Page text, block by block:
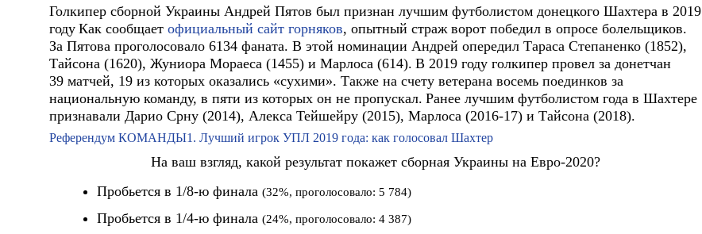
Голкипер сборной Украины Андрей Пятов был признан лучшим футболистом донецкого Шахтера в 2019
году Как сообщает официальный сайт горняков, опытный страж ворот победил в опросе болельщиков.
За Пятова проголосовало 6134 фаната. В этой номинации Андрей опередил Тараса Степаненко (1852),
Тайсона (1620), Жуниора Мораеса (1455) и Марлоса (614). В 2019 году голкипер провел за донетчан
39 матчей, 19 из которых оказались «сухими». Также на счету ветерана восемь поединков за
национальную команду, в пяти из которых он не пропускал. Ранее лучшим футболистом года в Шахтере
признавали Дарио Срну (2014), Алекса Тейшейру (2015), Марлоса (2016-17) и Тайсона (2018).
Референдум КОМАНДЫ1. Лучший игрок УПЛ 2019 года: как голосовал Шахтер
На ваш взгляд, какой результат покажет сборная Украины на Евро-2020?
Пробьется в 1/8-ю финала (32%, проголосовало: 5 784)
Пробьется в 1/4-ю финала (24%, проголосовало: 4 387)